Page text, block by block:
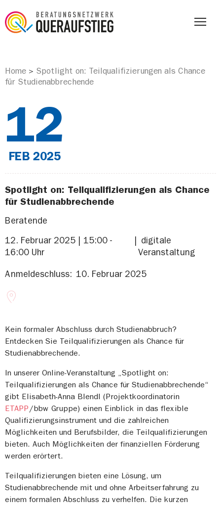
Home > Spotlight on: Teilqualifizierungen als Chance
für Studienabbrechende
12
FEB 2025
Spotlight on: Teilqualifizierungen als Chance
für Studienabbrechende
Beratende
12. Februar 2025 | 15:00 -
16:00 Uhr
digitale
Veranstaltung
Anmeldeschluss: 10. Februar 2025
Kein formaler Abschluss durch Studienabbruch?
Entdecken Sie Teilqualifizierungen als Chance für
Studienabbrechende.
In unserer Online-Veranstaltung „Spotlight on:
Teilqualifizierungen als Chance für Studienabbrechende“
gibt Elisabeth-Anna Blendl (Projektkoordinatorin
ETAPP /bbw Gruppe) einen Einblick in das flexible
Qualifizierungsinstrument und die zahlreichen
Möglichkeiten und Berufsbilder, die Teilqualifizierungen
bieten. Auch Möglichkeiten der finanziellen Förderung
werden erörtert.
Teilqualifizierungen bieten eine Lösung, um
Studienabbrechende mit und ohne Arbeitserfahrung zu
einem formalen Abschluss zu verhelfen. Die kurzen